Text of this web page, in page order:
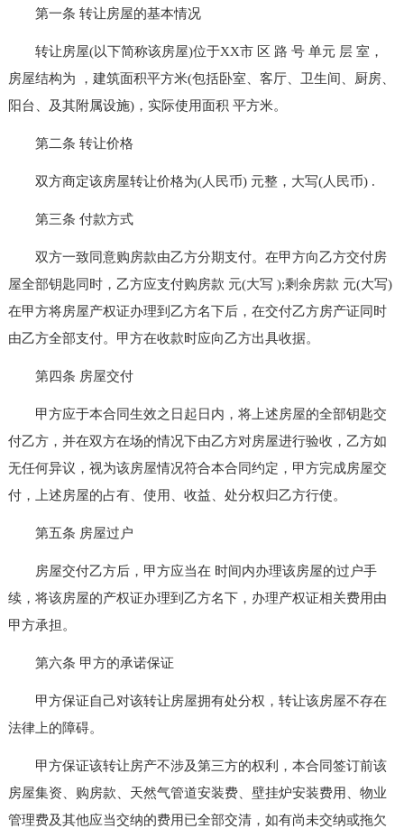
第一条 转让房屋的基本情况
转让房屋(以下简称该房屋)位于XX市 区 路 号 单元 层 室，
房屋结构为 ，建筑面积平方米(包括卧室、客厅、卫生间、厨房、
阳台、及其附属设施)，实际使用面积 平方米。
第二条 转让价格
双方商定该房屋转让价格为(人民币) 元整，大写(人民币) .
第三条 付款方式
双方一致同意购房款由乙方分期支付。在甲方向乙方交付房
屋全部钥匙同时，乙方应支付购房款 元(大写 );剩余房款 元(大写)
在甲方将房屋产权证办理到乙方名下后，在交付乙方房产证同时
由乙方全部支付。甲方在收款时应向乙方出具收据。
第四条 房屋交付
甲方应于本合同生效之日起日内，将上述房屋的全部钥匙交
付乙方，并在双方在场的情况下由乙方对房屋进行验收，乙方如
无任何异议，视为该房屋情况符合本合同约定，甲方完成房屋交
付，上述房屋的占有、使用、收益、处分权归乙方行使。
第五条 房屋过户
房屋交付乙方后，甲方应当在 时间内办理该房屋的过户手
续，将该房屋的产权证办理到乙方名下，办理产权证相关费用由
甲方承担。
第六条 甲方的承诺保证
甲方保证自己对该转让房屋拥有处分权，转让该房屋不存在
法律上的障碍。
甲方保证该转让房产不涉及第三方的权利，本合同签订前该
房屋集资、购房款、天然气管道安装费、壁挂炉安装费用、物业
管理费及其他应当交纳的费用已全部交清，如有尚未交纳或拖欠